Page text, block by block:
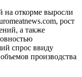
на откорме выросли
рост
а также
спрос ввиду
производства